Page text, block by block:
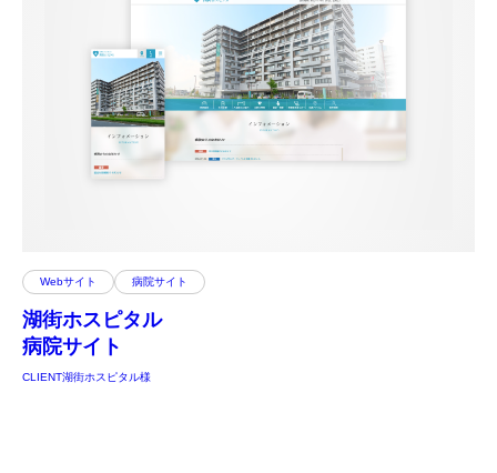
Webサイト 病院サイト
湖街ホスピタル
病院サイト
CLIENT湖街ホスピタル様